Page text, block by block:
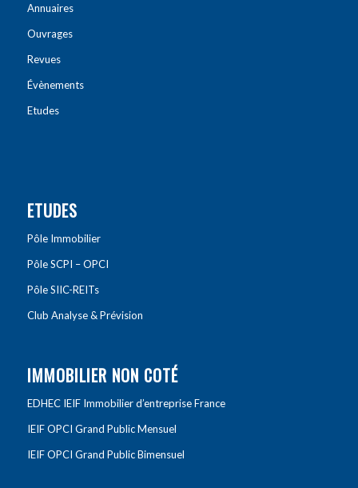
Annuaires
Ouvrages
Revues
Évènements
Etudes
ETUDES
Pôle Immobilier
Pôle SCPI – OPCI
Pôle SIIC-REITs
Club Analyse & Prévision
IMMOBILIER NON COTÉ
EDHEC IEIF Immobilier d’entreprise France
IEIF OPCI Grand Public Mensuel
IEIF OPCI Grand Public Bimensuel